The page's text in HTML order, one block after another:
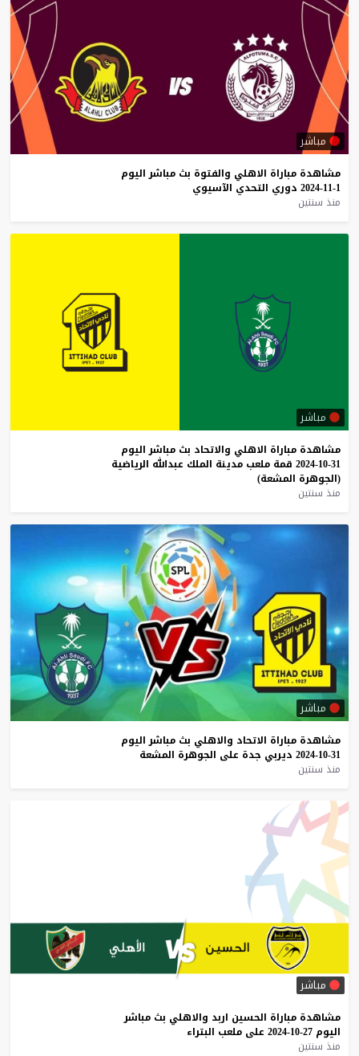
مباشر
مشاهدة مباراة الاهلي والفتوة بث مباشر اليوم
1-11-2024
دوري التحدي الآسيوي
منذ سنتين
مباشر
مشاهدة مباراة الاهلي والاتحاد بث مباشر اليوم
31-10-2024
قمة ملعب مدينة الملك عبدالله الرياضية
(الجوهرة المشعة)
منذ سنتين
مباشر
مشاهدة مباراة الاتحاد والاهلي بث مباشر اليوم
31-10-2024
ديربي جدة على الجوهرة المشعة
منذ سنتين
مباشر
مشاهدة مباراة الحسين اربد والاهلي بث مباشر
اليوم 27-10-2024 على ملعب البتراء
منذ سنتين